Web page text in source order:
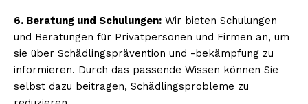
6. Beratung und Schulungen: Wir bieten Schulungen
und Beratungen für Privatpersonen und Firmen an, um
sie über Schädlingsprävention und -bekämpfung zu
informieren. Durch das passende Wissen können Sie
selbst dazu beitragen, Schädlingsprobleme zu